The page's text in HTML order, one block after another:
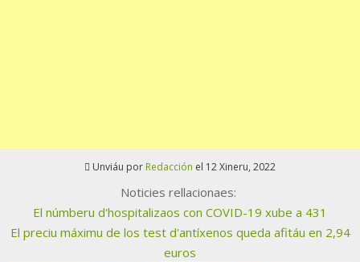
Unviáu por Redacción el 12 Xineru, 2022
Noticies rellacionaes:
El númberu d'hospitalizaos con COVID-19 xube a 431
El preciu máximu de los test d'antíxenos queda afitáu en 2,94
euros